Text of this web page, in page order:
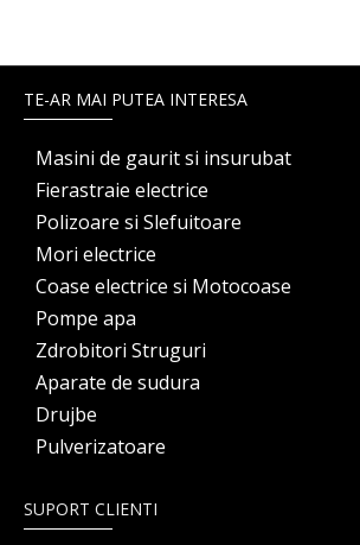
TE-AR MAI PUTEA INTERESA
Masini de gaurit si insurubat
Fierastraie electrice
Polizoare si Slefuitoare
Mori electrice
Coase electrice si Motocoase
Pompe apa
Zdrobitori Struguri
Aparate de sudura
Drujbe
Pulverizatoare
SUPORT CLIENTI